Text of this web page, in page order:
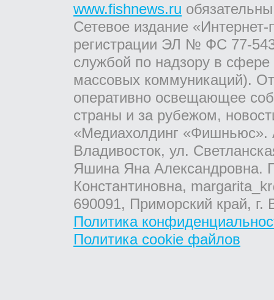
www.fishnews.ru
Сетевое издание
регистрации ЭЛ № ФС 77-
службой по надзору в
массовых коммуникаций).
оперативно освещающее
страны и за рубежом,
«Медиахолдинг «Фишньюс».
Владивосток, ул.
Яшина Яна Александровна.
Константиновна,
690091, Приморский край,
Политика
Политика cookie файлов